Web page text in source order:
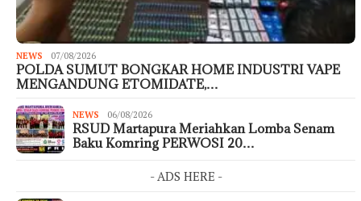
NEWS 07/08/2026
POLDA SUMUT BONGKAR HOME INDUSTRI VAPE
MENGANDUNG ETOMIDATE,…
NEWS 06/08/2026
RSUD Martapura Meriahkan Lomba Senam
Baku Komring PERWOSI 20…
- ADS HERE -